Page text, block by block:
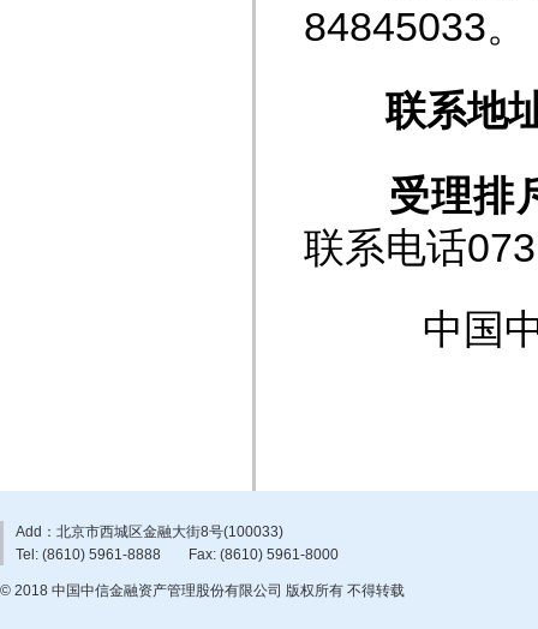
84845033。
联系地
受理排
联系电话
中国
Add：北京市西城区金融大街8号(100033)
Tel: (8610) 5961-8888
Fax: (8610) 5961-8000
© 2018 中国中信金融资产管理股份有限公司 版权所有 不得转载